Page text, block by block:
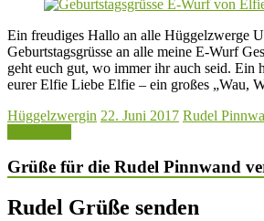
Ein freudiges Hallo an alle Hüggelzwerge
Geburtstagsgrüsse an alle meine E-Wurf
geht euch gut, wo immer ihr auch seid. Ein
eurer Elfie Liebe Elfie – ein großes „Wau,
Hüggelzwergin 22. Juni 2017 Rudel
Grüße für die Rudel Pinnwand
Rudel Grüße senden